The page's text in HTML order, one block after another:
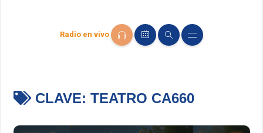
Radio en vivo
CLAVE: TEATRO CA660